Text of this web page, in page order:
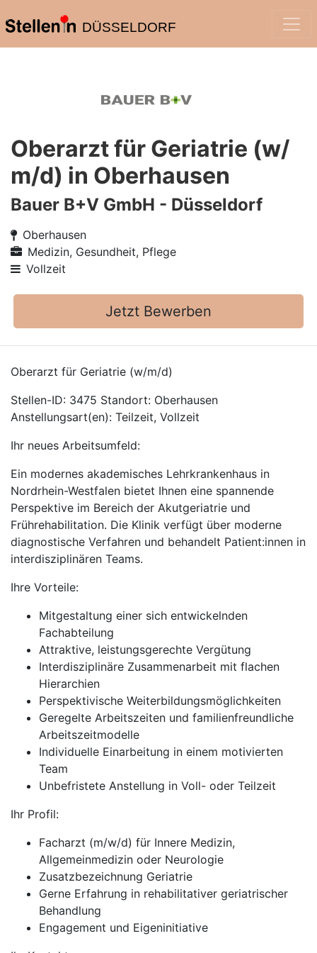
DÜSSELDORF
Oberarzt für Geriatrie (w/
m/d) in Oberhausen
Bauer B+V GmbH - Düsseldorf
Oberhausen
Medizin, Gesundheit, Pflege
Vollzeit
Jetzt Bewerben
Oberarzt für Geriatrie (w/m/d)
Stellen-ID: 3475 Standort: Oberhausen
Anstellungsart(en): Teilzeit, Vollzeit
Ihr neues Arbeitsumfeld:
Ein modernes akademisches Lehrkrankenhaus in
Nordrhein-Westfalen bietet Ihnen eine spannende
Perspektive im Bereich der Akutgeriatrie und
Frührehabilitation. Die Klinik verfügt über moderne
diagnostische Verfahren und behandelt Patient:innen in
interdisziplinären Teams.
Ihre Vorteile:
Mitgestaltung einer sich entwickelnden
Fachabteilung
Attraktive, leistungsgerechte Vergütung
Interdisziplinäre Zusammenarbeit mit flachen
Hierarchien
Perspektivische Weiterbildungsmöglichkeiten
Geregelte Arbeitszeiten und familienfreundliche
Arbeitszeitmodelle
Individuelle Einarbeitung in einem motivierten
Team
Unbefristete Anstellung in Voll- oder Teilzeit
Ihr Profil:
Facharzt (m/w/d) für Innere Medizin,
Allgemeinmedizin oder Neurologie
Zusatzbezeichnung Geriatrie
Gerne Erfahrung in rehabilitativer geriatrischer
Behandlung
Engagement und Eigeninitiative